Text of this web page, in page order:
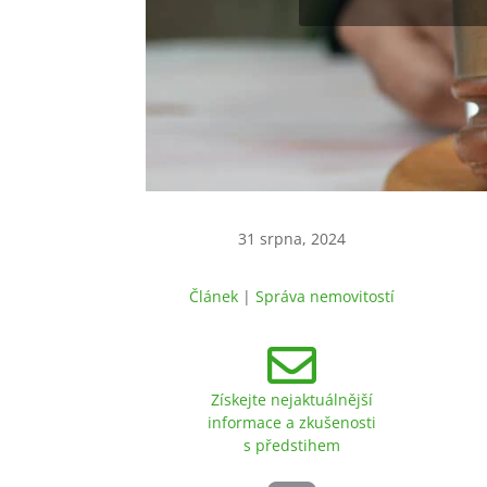
31 srpna, 2024
Článek |Správa nemovitostí

Získejte nejaktuálnější
informace a zkušenosti
s předstihem